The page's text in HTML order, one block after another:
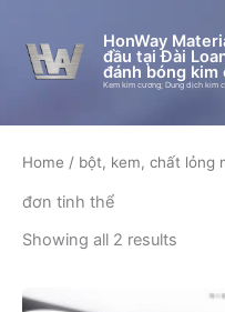
content
HonWay
đầu tại Đài
đánh bóng kim
Kem kim cương; Dung dịch kim
Home / bột, kem, chất lỏng
đơn tinh thể
Showing all 2 results